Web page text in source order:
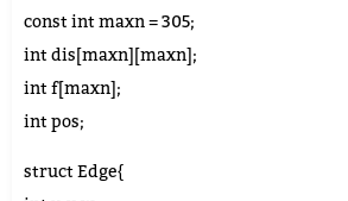
const int maxn = 305;
int dis[maxn][maxn];
int f[maxn];
int pos;
struct Edge{